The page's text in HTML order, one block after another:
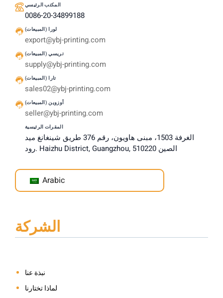
المكتب الرئيسي
0086-20-34899188
لورا (المبيعات)
export@ybj-printing.com
تريسي (المبيعات)
supply@ybj-printing.com
تارا (المبيعات)
sales02@ybj-printing.com
أوزوين (المبيعات)
seller@ybj-printing.com
المقرات الرئيسية
الغرفة 1503، مبنى هاويون، رقم 376 طريق شينغانغ ميد
رود. Haizhu District, Guangzhou, الصين 510220
Arabic
الشركة
نبذة عنا
لماذا تختارنا